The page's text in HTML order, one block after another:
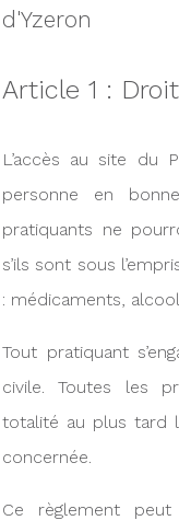
d'Yzeron
Article 1 :
L’accès au site du
personne en
pratiquants ne
s’ils sont sous
: médicaments,
Tout pratiquant
civile. Toutes les
totalité au plus tard
concernée.
Ce règlement